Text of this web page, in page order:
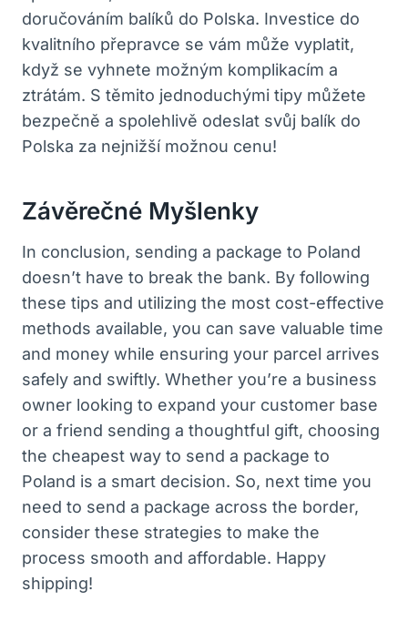
doručováním balíků do Polska. Investice do
kvalitního přepravce se vám může vyplatit,
když se vyhnete možným komplikacím a
ztrátám. S těmito jednoduchými tipy můžete
bezpečně a spolehlivě odeslat svůj balík do
Polska za nejnižší možnou cenu!
Závěrečné Myšlenky
In conclusion, sending a package to Poland
doesn’t have to break the bank. By following
these tips and utilizing the most cost-effective
methods available, you can save valuable time
and money while ensuring your parcel arrives
safely and swiftly. Whether you’re a business
owner looking to expand your customer base
or a friend sending a thoughtful gift, choosing
the cheapest way to send a package to
Poland is a smart decision. So, next time you
need to send a package across the border,
consider these strategies to make the
process smooth and affordable. Happy
shipping!